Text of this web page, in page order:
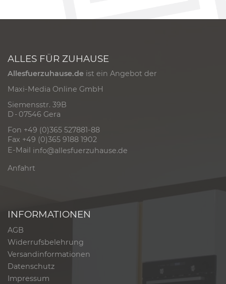
ALLES FÜR ZUHAUSE
Allesfuerzuhause.de ist ein Angebot der
Maxi-Media Online GmbH
Siemensstr. 39B
D - 07546 Gera
Fon +49 (0)365 527881-88
Fax +49 (0)365 9188 1902
E-Mail info@allesfuerzuhause.de
Anfahrt
INFORMATIONEN
AGB
Widerrufsbelehrung
Versandinformationen
Datenschutz
Impressum